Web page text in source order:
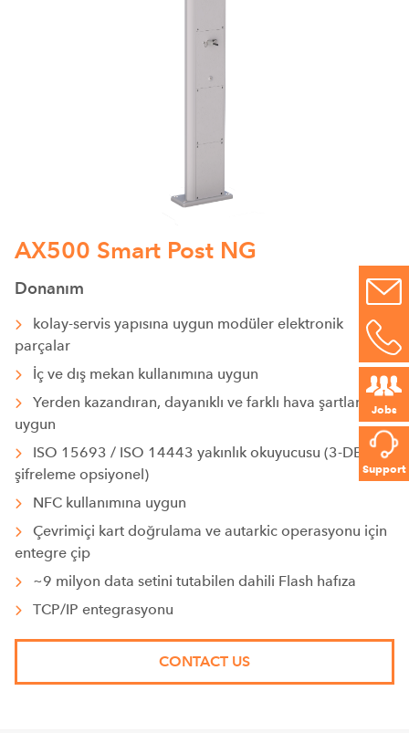
Jobs
Support
AX500 Smart Post NG
Donanım
kolay-servis yapısına uygun modüler elektronik
parçalar
İç ve dış mekan kullanımına uygun
Yerden kazandıran, dayanıklı ve farklı hava şartlarına
uygun
ISO 15693 / ISO 14443 yakınlık okuyucusu (3-DES
şifreleme opsiyonel)
NFC kullanımına uygun
Çevrimiçi kart doğrulama ve autarkic operasyonu için
entegre çip
~9 milyon data setini tutabilen dahili Flash hafıza
TCP/IP entegrasyonu
CONTACT US